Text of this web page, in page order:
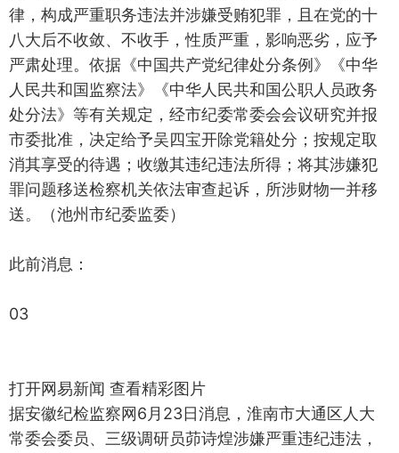
律，构成严重职务违法并涉嫌受贿犯罪，且在党的十
八大后不收敛、不收手，性质严重，影响恶劣，应予
严肃处理。依据《中国共产党纪律处分条例》《中华
人民共和国监察法》《中华人民共和国公职人员政务
处分法》等有关规定，经市纪委常委会会议研究并报
市委批准，决定给予吴四宝开除党籍处分；按规定取
消其享受的待遇；收缴其违纪违法所得；将其涉嫌犯
罪问题移送检察机关依法审查起诉，所涉财物一并移
送。（池州市纪委监委）
此前消息：
03
打开网易新闻 查看精彩图片
据安徽纪检监察网6月23日消息，淮南市大通区人大
常委会委员、三级调研员茆诗煌涉嫌严重违纪违法，